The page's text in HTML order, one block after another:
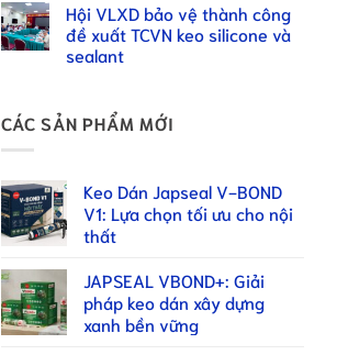
Hội VLXD bảo vệ thành công
đề xuất TCVN keo silicone và
sealant
CÁC SẢN PHẨM MỚI
Keo Dán Japseal V-BOND
V1: Lựa chọn tối ưu cho nội
thất
JAPSEAL VBOND+: Giải
pháp keo dán xây dựng
xanh bền vững